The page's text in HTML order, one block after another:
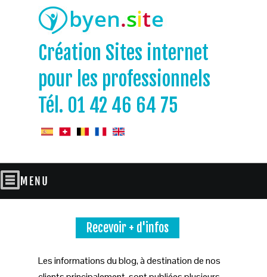
Création Sites internet
pour les professionnels
Tél. 01 42 46 64 75
Recevoir + d'infos
Les informations du blog, à destination de nos